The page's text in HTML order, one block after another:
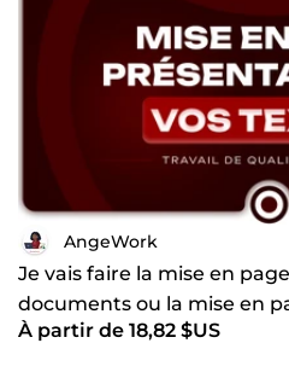
AngeWork
Je vais faire la mise en
documents ou la mise en
pésentatations
À partir de 18,82 $US